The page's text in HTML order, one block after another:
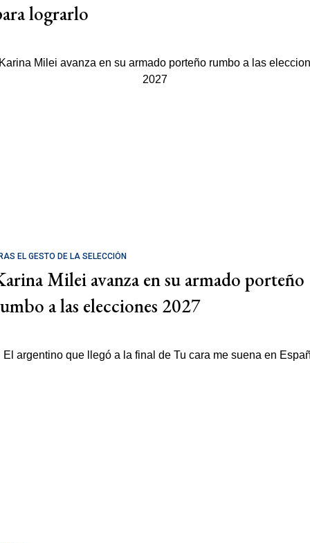
lograrlo
EL GESTO DE LA SELECCIÓN
Milei avanza en su armado porteño
a las elecciones 2027